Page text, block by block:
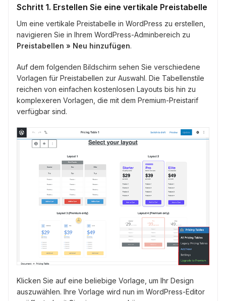
Schritt 1. Erstellen Sie eine vertikale Preistabelle
Um eine vertikale Preistabelle in WordPress zu erstellen,
navigieren Sie in Ihrem WordPress-Adminbereich zu
Preistabellen » Neu hinzufügen.
Auf dem folgenden Bildschirm sehen Sie verschiedene
Vorlagen für Preistabellen zur Auswahl. Die Tabellenstile
reichen von einfachen kostenlosen Layouts bis hin zu
komplexeren Vorlagen, die mit dem Premium-Preistarif
verfügbar sind.
Klicken Sie auf eine beliebige Vorlage, um Ihr Design
auszuwählen. Ihre Vorlage wird nun im WordPress-Editor